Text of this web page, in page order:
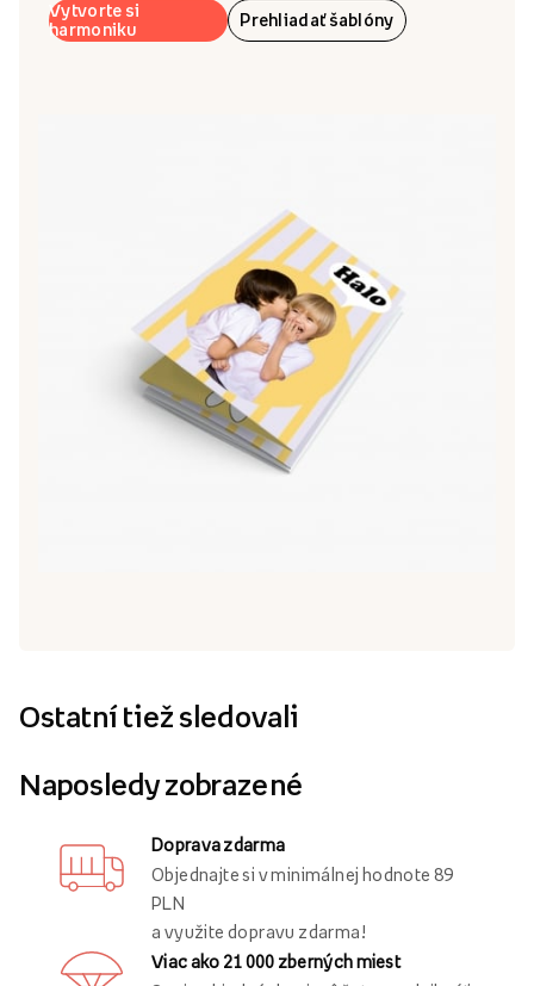
Vytvorte si
harmoniku
Prehliadať šablóny
Ostatní tiež sledovali
Naposledy zobrazené
Doprava zdarma
Objednajte si v minimálnej hodnote 89
PLN
a využite dopravu zdarma!
Viac ako 21 000 zberných miest